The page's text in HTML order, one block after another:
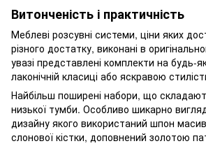
Витонченість і практичність
Меблеві розсувні системи, ціни яких
різного достатку, виконані в
увазі представлені комплекти на будь-
лаконічній класиці або яскравою
Найбільш поширені набори, що
низької тумби. Особливо шикарно
дизайну якого використаний шпон
слонової кістки, доповнений золотою